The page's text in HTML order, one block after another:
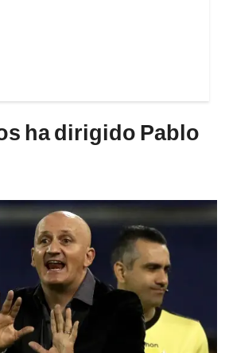
ha dirigido Pablo